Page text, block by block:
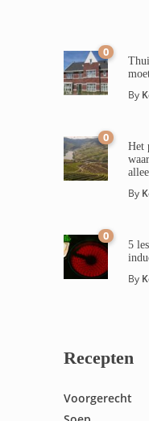
0
By
0
Het
By
0
5
By
Recepten
Voorgerecht